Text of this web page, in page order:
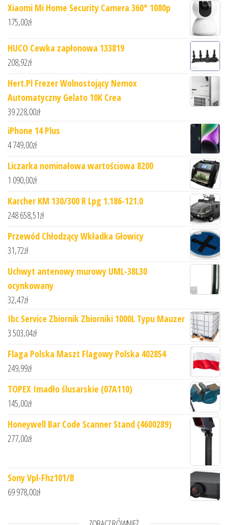
Xiaomi Mi Home Security Camera 360° 1080p
175,00zł
HUCO Cewka zapłonowa 133819
208,92zł
Hert.Pl Frezer Wolnostojący Nemox
Automatyczny Gelato 10K Crea
39 228,00zł
iPhone 14 Plus
4 749,00zł
Liczarka nominałowa wartościowa 8200
1 090,00zł
Karcher KM 130/300 R Lpg 1.186-121.0
248 658,51zł
Przewód Chłodzący Wkładka Głowicy
31,72zł
Uchwyt antenowy murowy UML-38L30
ocynkowany
32,47zł
Ibc Service Zbiornik Zbiorniki 1000L Typu Mauzer
3 503,04zł
Flaga Polska Maszt Flagowy Polska 402854
249,99zł
TOPEX Imadło ślusarskie (07A110)
145,00zł
Honeywell Bar Code Scanner Stand (4600289)
277,00zł
Sony Vpl-Fhz101/B
69 978,00zł